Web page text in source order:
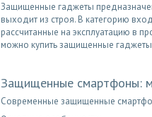
Защищенные гаджеты
выходит из строя. В категорию
рассчитанные на эксплуатацию в
можно купить защищенные
Защищенные смартфоны:
Современные защищенные